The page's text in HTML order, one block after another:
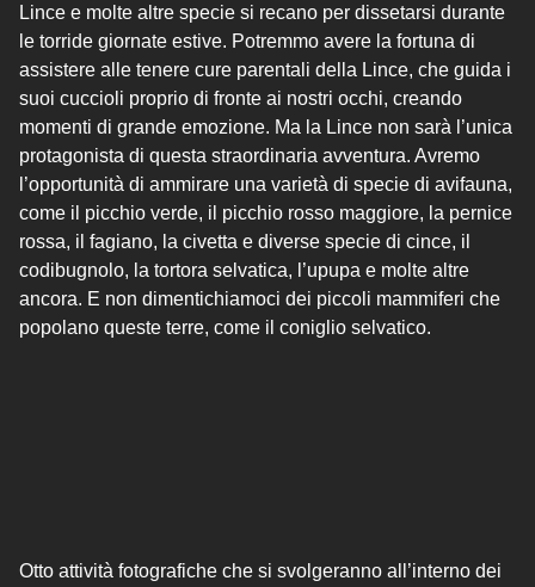
Lince e molte altre specie si recano per dissetarsi durante
le torride giornate estive. Potremmo avere la fortuna di
assistere alle tenere cure parentali della Lince, che guida i
suoi cuccioli proprio di fronte ai nostri occhi, creando
momenti di grande emozione. Ma la Lince non sarà l’unica
protagonista di questa straordinaria avventura. Avremo
l’opportunità di ammirare una varietà di specie di avifauna,
come il picchio verde, il picchio rosso maggiore, la pernice
rossa, il fagiano, la civetta e diverse specie di cince, il
codibugnolo, la tortora selvatica, l’upupa e molte altre
ancora. E non dimentichiamoci dei piccoli mammiferi che
popolano queste terre, come il coniglio selvatico.
Otto attività fotografiche che si svolgeranno all’interno dei